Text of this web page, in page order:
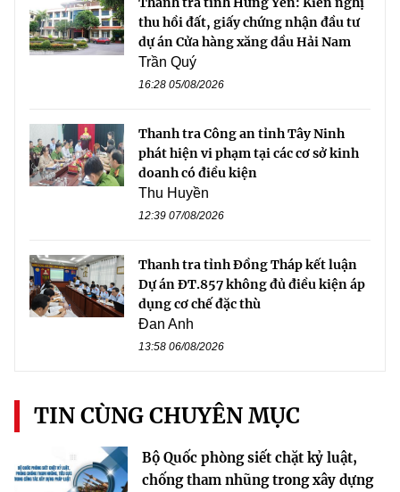
thu hồi đất, giấy chứng nhận đầu tư
dự án Cửa hàng xăng dầu Hải Nam
Trần Quý
16:28 05/08/2026
Thanh tra Công an tỉnh Tây Ninh
phát hiện vi phạm tại các cơ sở kinh
doanh có điều kiện
Thu Huyền
12:39 07/08/2026
Thanh tra tỉnh Đồng Tháp kết luận
Dự án ĐT.857 không đủ điều kiện áp
dụng cơ chế đặc thù
Đan Anh
13:58 06/08/2026
TIN CÙNG CHUYÊN MỤC
Bộ Quốc phòng siết chặt kỷ luật,
chống tham nhũng trong xây dựng